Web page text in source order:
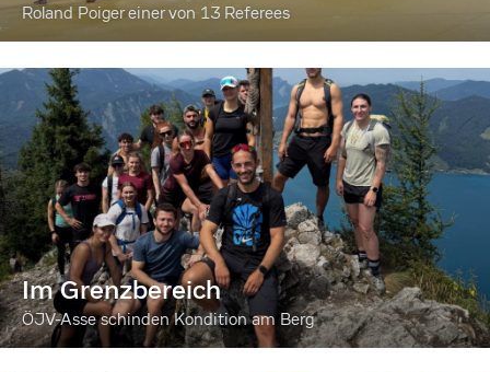
Roland Poiger einer von 13 Referees
Im Grenzbereich
ÖJV-Asse schinden Kondition am Berg